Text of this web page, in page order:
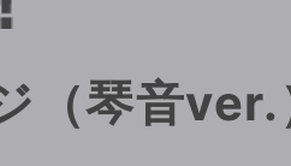
（琴音